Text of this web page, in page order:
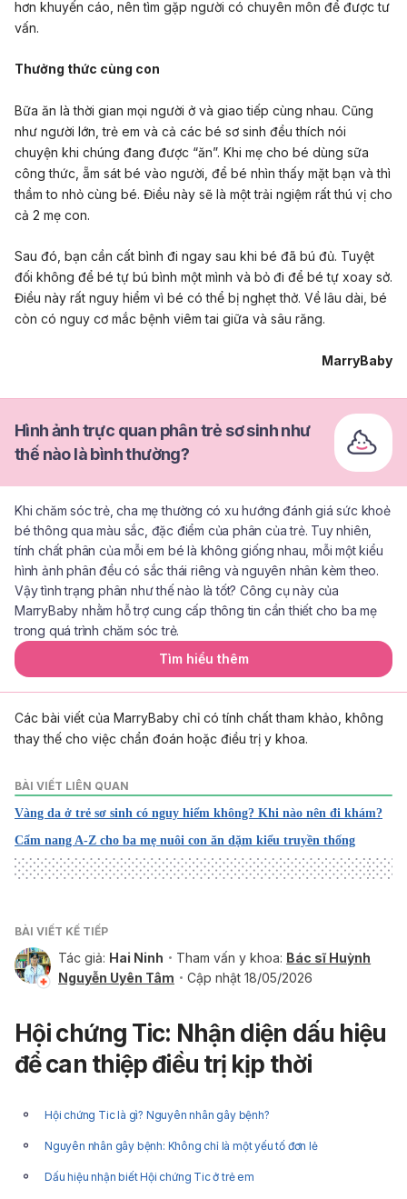
hơn khuyến cáo, nên tìm gặp người có chuyên môn để được tư
vấn.
Thưởng thức cùng con
Bữa ăn là thời gian mọi người ở và giao tiếp cùng nhau. Cũng
như người lớn, trẻ em và cả các bé sơ sinh đều thích nói
chuyện khi chúng đang được “ăn”. Khi mẹ cho bé dùng sữa
công thức, ẵm sát bé vào người, để bé nhìn thấy mặt bạn và thì
thầm to nhỏ cùng bé. Điều này sẽ là một trải ngiệm rất thú vị cho
cả 2 mẹ con.
Sau đó, bạn cần cất bình đi ngay sau khi bé đã bú đủ. Tuyệt
đối không để bé tự bú bình một mình và bỏ đi để bé tự xoay sở.
Điều này rất nguy hiểm vì bé có thể bị nghẹt thở. Về lâu dài, bé
còn có nguy cơ mắc bệnh viêm tai giữa và sâu răng.
MarryBaby
Hình ảnh trực quan phân trẻ sơ sinh như
thế nào là bình thường?
Khi chăm sóc trẻ, cha mẹ thường có xu hướng đánh giá sức khoẻ
bé thông qua màu sắc, đặc điểm của phân của trẻ. Tuy nhiên,
tính chất phân của mỗi em bé là không giống nhau, mỗi một kiểu
hình ảnh phân đều có sắc thái riêng và nguyên nhân kèm theo.
Vậy tình trạng phân như thế nào là tốt? Công cụ này của
MarryBaby nhằm hỗ trợ cung cấp thông tin cần thiết cho ba mẹ
trong quá trình chăm sóc trẻ.
Tìm hiểu thêm
Các bài viết của MarryBaby chỉ có tính chất tham khảo, không
thay thế cho việc chẩn đoán hoặc điều trị y khoa.
BÀI VIẾT LIÊN QUAN
Vàng da ở trẻ sơ sinh có nguy hiểm không? Khi nào nên đi khám?
Cẩm nang A-Z cho ba mẹ nuôi con ăn dặm kiểu truyền thống
BÀI VIẾT KẾ TIẾP
Tác giả: Hai Ninh Tham vấn y khoa: Bác sĩ Huỳnh
Nguyễn Uyên Tâm
Cập nhật 18/05/2026
Hội chứng Tic: Nhận diện dấu hiệu
để can thiệp điều trị kịp thời
Hội chứng Tic là gì? Nguyên nhân gây bệnh?
Nguyên nhân gây bệnh: Không chỉ là một yếu tố đơn lẻ
Dấu hiệu nhận biết Hội chứng Tic ở trẻ em